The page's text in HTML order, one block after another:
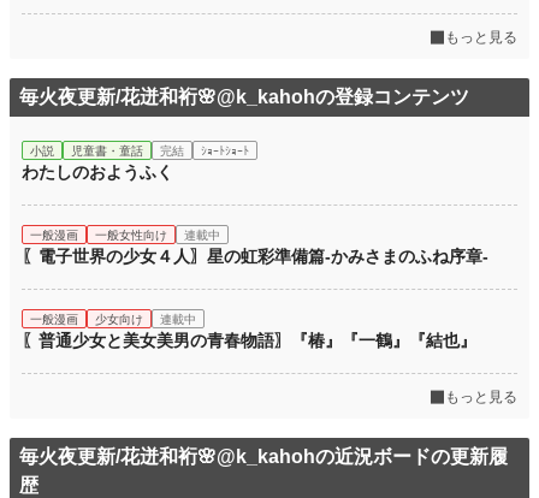
もっと見る
毎火夜更新/花迸和裄🌸@k_kahohの登録コンテンツ
小説 児童書・童話 完結 ｼｮｰﾄｼｮｰﾄ
わたしのおようふく
一般漫画 一般女性向け 連載中
〖電子世界の少女４人〗星の虹彩準備篇-かみさまのふね序章-
一般漫画 少女向け 連載中
〖普通少女と美女美男の青春物語〗『椿』『一鶴』『結也』
もっと見る
毎火夜更新/花迸和裄🌸@k_kahohの近況ボードの更新履
歴